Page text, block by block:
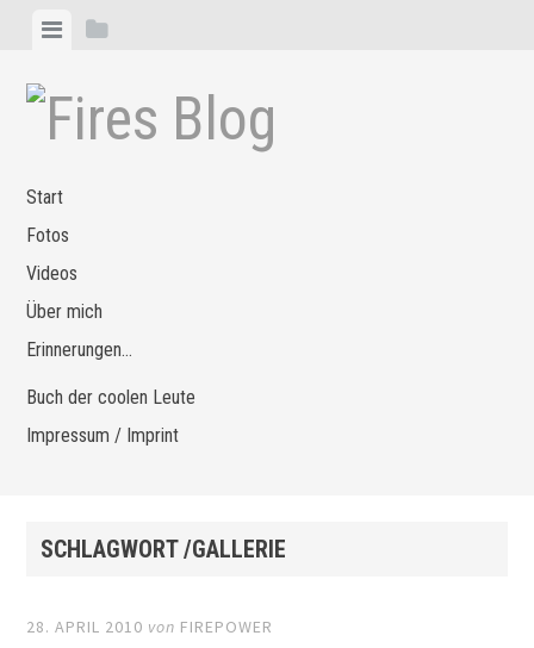
Zum
springen
MenüSeitenleiste
Start
Fotos
Videos
Über mich
Erinnerungen…
Buch der coolen Leute
Impressum / Imprint
SCHLAGWORT /GALLERIE
28. APRIL 2010 von FIREPOWER